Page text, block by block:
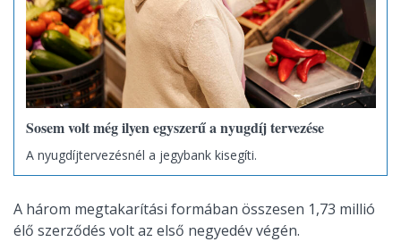
Sosem volt még ilyen egyszerű a nyugdíj tervezése
A nyugdíjtervezésnél a jegybank kisegíti.
A három megtakarítási formában összesen 1,73 millió
élő szerződés volt az első negyedév végén.